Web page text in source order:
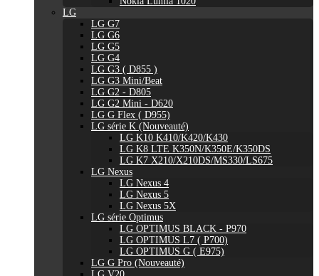
LG
LG G7
LG G6
LG G5
LG G4
LG G3 ( D855 )
LG G3 Mini/Beat
LG G2 - D805
LG G2 Mini - D620
LG G Flex ( D955)
LG série K (Nouveauté)
LG K10 K410/K420/K430
LG K8 LTE K350N/K350E/K350DS
LG K7 X210/X210DS/MS330/LS675
LG Nexus
LG Nexus 4
LG Nexus 5
LG Nexus 5X
LG série Optimus
LG OPTIMUS BLACK - P970
LG OPTIMUS L7 ( P700)
LG OPTIMUS G ( E975)
LG G Pro (Nouveauté)